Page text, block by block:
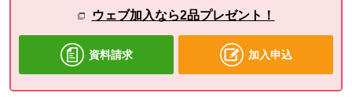
ウェブ加入なら2品プレゼント！
資料請求 加入申込